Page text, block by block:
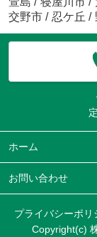
交野市 / 忍ケ丘 /
ホーム
お問い合わせ
プライバシーポリ
Copyright(c)